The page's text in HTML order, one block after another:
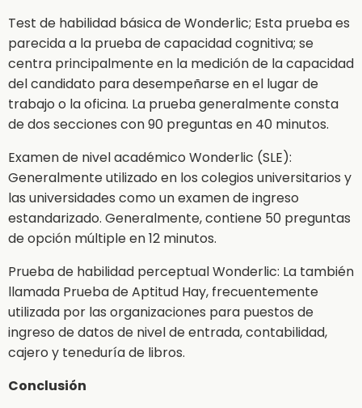
Test de habilidad básica de Wonderlic; Esta prueba es
parecida a la prueba de capacidad cognitiva; se
centra principalmente en la medición de la capacidad
del candidato para desempeñarse en el lugar de
trabajo o la oficina. La prueba generalmente consta
de dos secciones con 90 preguntas en 40 minutos.
Examen de nivel académico Wonderlic (SLE):
Generalmente utilizado en los colegios universitarios y
las universidades como un examen de ingreso
estandarizado. Generalmente, contiene 50 preguntas
de opción múltiple en 12 minutos.
Prueba de habilidad perceptual Wonderlic: La también
llamada Prueba de Aptitud Hay, frecuentemente
utilizada por las organizaciones para puestos de
ingreso de datos de nivel de entrada, contabilidad,
cajero y teneduría de libros.
Conclusión